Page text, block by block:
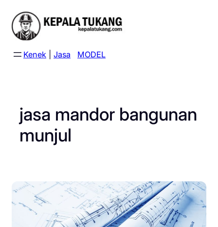
content
Kenek Jasa MODEL
jasa mandor bangunan
munjul